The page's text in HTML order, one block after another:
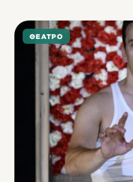
ΘΈΑΤΡΟ